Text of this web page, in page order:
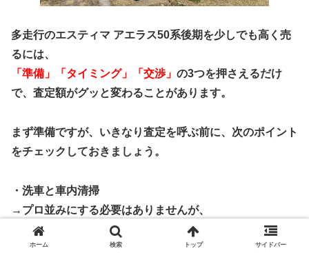
多走行のエスティマ アエラス50系後期を少しでも高く売
るには、
「準備」「タイミング」「交渉」 の3つを押さえるだけ
で、査定額がグッと変わることがあります。
まず準備ですが、いきなり査定を呼ぶ前に、次のポイント
をチェックしておきましょう。
・洗車と車内清掃
→プロ並みにする必要はありませんが、
「大切に乗っていた印象」を与えるだけで評価は上がりや
すいです。
ホーム 検索 トップ サイドバー